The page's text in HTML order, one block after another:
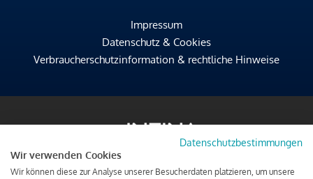
Impressum
Datenschutz & Cookies
Verbraucherschutzinformation & rechtliche Hinweise
Datenschutzbestimmungen
Wir verwenden Cookies
Wir können diese zur Analyse unserer Besucherdaten platzieren, um unsere